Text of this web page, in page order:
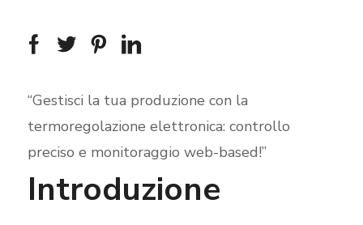
“Gestisci la tua produzione con la
termoregolazione elettronica: controllo
preciso e monitoraggio web-based!”
Introduzione